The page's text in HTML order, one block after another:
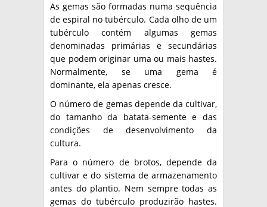
As gemas são formadas numa sequência
de espiral no tubérculo. Cada olho de um
tubérculo contém algumas gemas
denominadas primárias e secundárias
que podem originar uma ou mais hastes.
Normalmente, se uma gema é
dominante, ela apenas cresce.
O número de gemas depende da cultivar,
do tamanho da batata-semente e das
condições de desenvolvimento da
cultura.
Para o número de brotos, depende da
cultivar e do sistema de armazenamento
antes do plantio. Nem sempre todas as
gemas do tubérculo produzirão hastes.